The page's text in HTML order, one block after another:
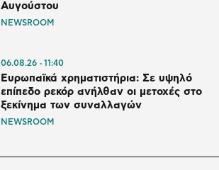
Αυγούστου
NEWSROOM
06.08.26 11:40
Ευρωπαϊκά χρηματιστήρια: Σε υψηλό
επίπεδο ρεκόρ ανήλθαν οι μετοχές στο
ξεκίνημα των συναλλαγών
NEWSROOM